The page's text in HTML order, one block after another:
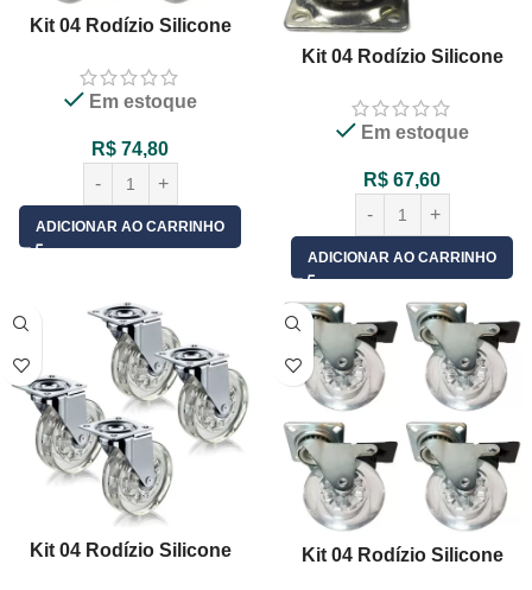
Kit 04 Rodízio Silicone
Giratório Com Freio
Em estoque
R$ 74,80
ADICIONAR AO CARRINHO
Kit 04 Rodízio Silicone
Giratório Com Freio
Em estoque
R$ 67,60
ADICIONAR AO CARRINHO
Kit 04 Rodízio Silicone
Kit 04 Rodízio Silicone